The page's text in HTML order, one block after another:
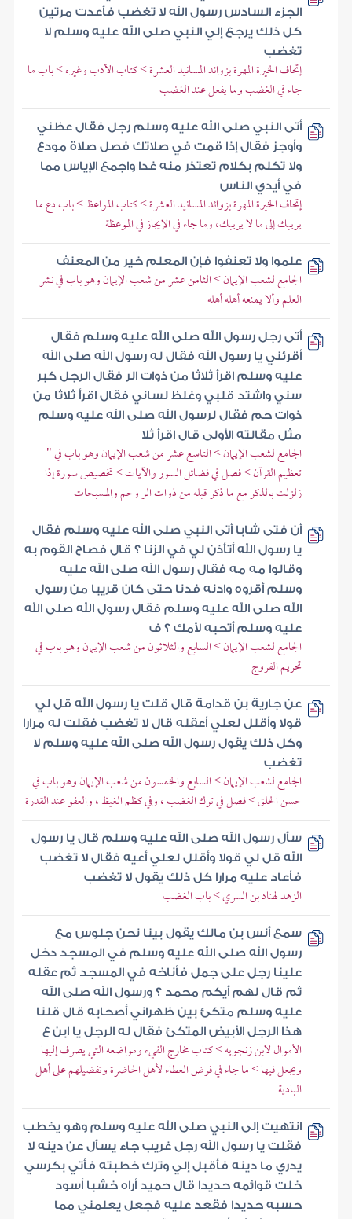
الجزء السادس رسول الله لا تغضب فأعدت مرتين
كل ذلك يرجع إلي النبي صلى الله عليه وسلم لا
تغضب
إتحاف الخيرة المهرة بزوائد المسانيد العشرة > كتاب الأدب وغيره > باب ما
جاء في الغضب وما يفعل عند الغضب
أتى النبي صلى الله عليه وسلم رجل فقال عظني
وأوجز فقال إذا قمت في صلاتك فصل صلاة مودع
ولا تكلم بكلام تعتذر منه غدا واجمع الإياس مما
في أيدي الناس
إتحاف الخيرة المهرة بزوائد المسانيد العشرة > كتاب المواعظ > باب دع ما
يريبك إلى ما لا يريبك، وما جاء في الإيجاز في الموعظة
علموا ولا تعنفوا فإن المعلم خير من المعنف
الجامع لشعب الإيمان > الثامن عشر من شعب الإيمان وهو باب في نشر
العلم وألا يمنعه أهله أهله
أتى رجل رسول الله صلى الله عليه وسلم فقال
أقرئني يا رسول الله فقال له رسول الله صلى الله
عليه وسلم اقرأ ثلاثا من ذوات الر فقال الرجل كبر
سني واشتد قلبي وغلظ لساني فقال اقرأ ثلاثا من
ذوات حم فقال لرسول الله صلى الله عليه وسلم
مثل مقالته الأولى قال اقرأ ثلا
الجامع لشعب الإيمان > التاسع عشر من شعب الإيمان وهو باب في "
تعظيم القرآن > فصل في فضائل السور والآيات > تخصيص سورة إذا
زلزلت بالذكر مع ما ذكر قبله من ذوات الر وحم والمسبحات
أن فتى شابا أتى النبي صلى الله عليه وسلم فقال
يا رسول الله أتأذن لي في الزنا ؟ قال فصاح القوم به
وقالوا مه مه فقال رسول الله صلى الله عليه
وسلم أقروه وادنه فدنا حتى كان قريبا من رسول
الله صلى الله عليه وسلم فقال رسول الله صلى الله
عليه وسلم أتحبه لأمك ؟ ف
الجامع لشعب الإيمان > السابع والثلاثون من شعب الإيمان وهو باب في
تحريم الفروج
عن جارية بن قدامة قال قلت يا رسول الله قل لي
قولا وأقلل لعلي أعقله قال لا تغضب فقلت له مرارا
وكل ذلك يقول رسول الله صلى الله عليه وسلم لا
تغضب
الجامع لشعب الإيمان > السابع والخمسون من شعب الإيمان وهو باب في
حسن الخلق > فصل في ترك الغضب ، وفي كظم الغيظ ، والعفو عند القدرة
سأل رسول الله صلى الله عليه وسلم قال يا رسول
الله قل لي قولا وأقلل لعلي أعيه فقال لا تغضب
فأعاد عليه مرارا كل ذلك يقول لا تغضب
الزهد لهناد بن السري > باب الغضب
سمع أنس بن مالك يقول بينا نحن جلوس مع
رسول الله صلى الله عليه وسلم في المسجد دخل
علينا رجل على جمل فأناخه في المسجد ثم عقله
ثم قال لهم أيكم محمد ؟ ورسول الله صلى الله
عليه وسلم متكئ بين ظهراني أصحابه قال قلنا
هذا الرجل الأبيض المتكئ فقال له الرجل يا ابن ع
الأموال لابن زنجويه > كتاب مخارج الفيء ومواضعه التي يصرف إليها
ويجعل فيها > ما جاء في فرض العطاء لأهل الحاضرة وتفضيلهم على أهل
البادية
انتهيت إلى النبي صلى الله عليه وسلم وهو يخطب
فقلت يا رسول الله رجل غريب جاء يسأل عن دينه لا
يدري ما دينه فأقبل إلي وترك خطبته فأتي بكرسي
خلت قوائمه حديدا قال حميد أراه خشبا أسود
حسبه حديدا فقعد عليه فجعل يعلمني مما